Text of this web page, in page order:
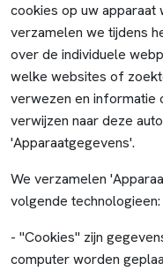
cookies op uw apparaat
verzamelen we tijdens
over de individuele
welke websites of
verwezen en informatie
verwijzen naar deze
'Apparaatgegevens'.
We verzamelen
volgende technologieen:
- "Cookies" zijn
computer worden